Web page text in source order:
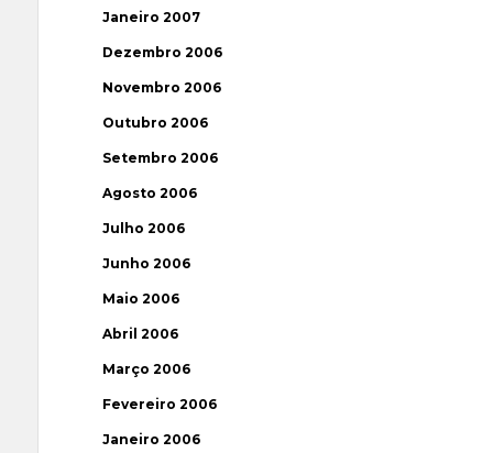
Janeiro 2007
Dezembro 2006
Novembro 2006
Outubro 2006
Setembro 2006
Agosto 2006
Julho 2006
Junho 2006
Maio 2006
Abril 2006
Março 2006
Fevereiro 2006
Janeiro 2006